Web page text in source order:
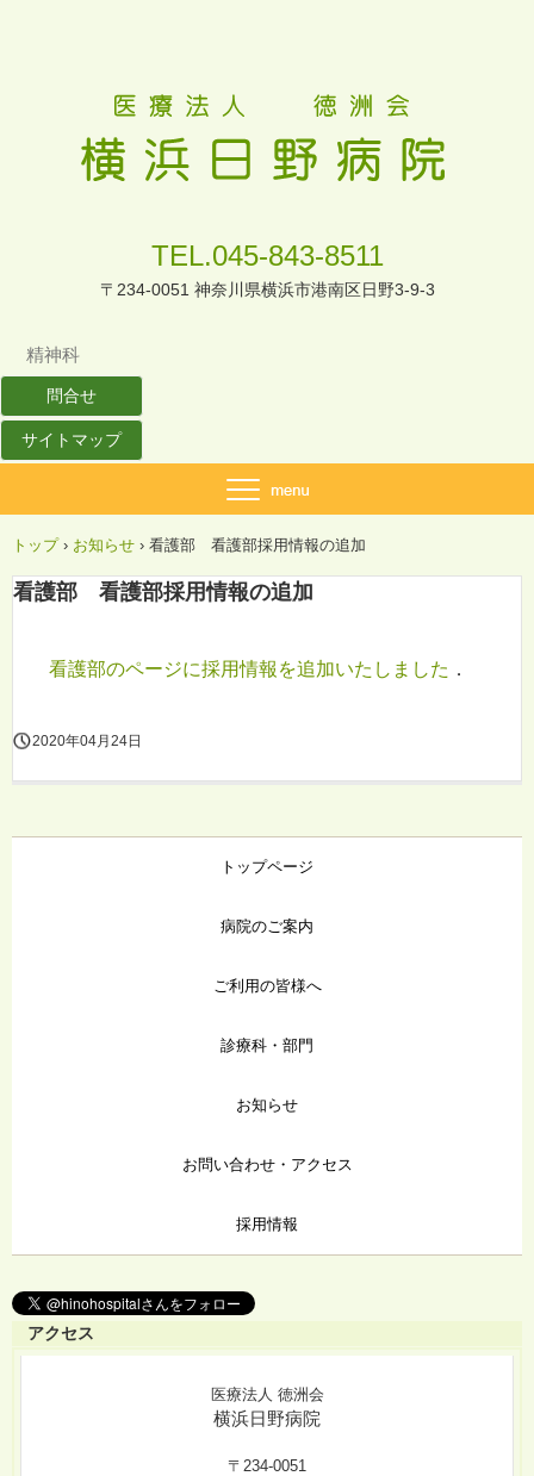
TEL.045-843-8511
〒234-0051 神奈川県横浜市港南区日野3-9-3
精神科
問合せ
サイトマップ
トップ › お知らせ › 看護部 看護部採用情報の追加
看護部 看護部採用情報の追加
看護部のページに採用情報を追加いたしました ．
2020年04月24日
トップページ
病院のご案内
ご利用の皆様へ
診療科・部門
お知らせ
お問い合わせ・アクセス
採用情報
アクセス
医療法人 徳洲会
横浜日野病院
〒234-0051